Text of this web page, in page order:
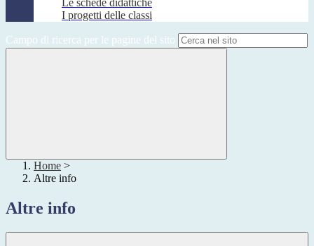
Le schede didattiche
I progetti delle classi
Campo di ricerca per le pagine del sito
Home >
Altre info
Altre info